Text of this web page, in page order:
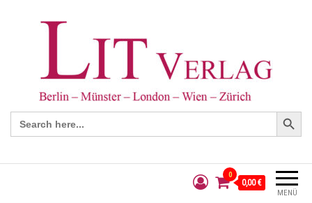
Search
for:
Search Button
MENÜ
0
0,00 €